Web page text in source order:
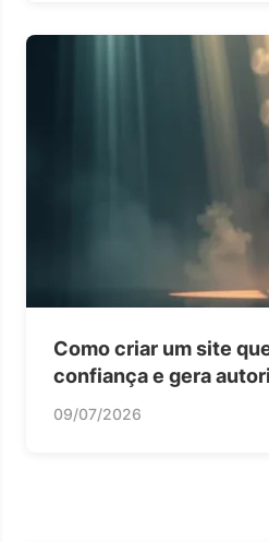
Como criar um site
confiança e gera
09/07/2026